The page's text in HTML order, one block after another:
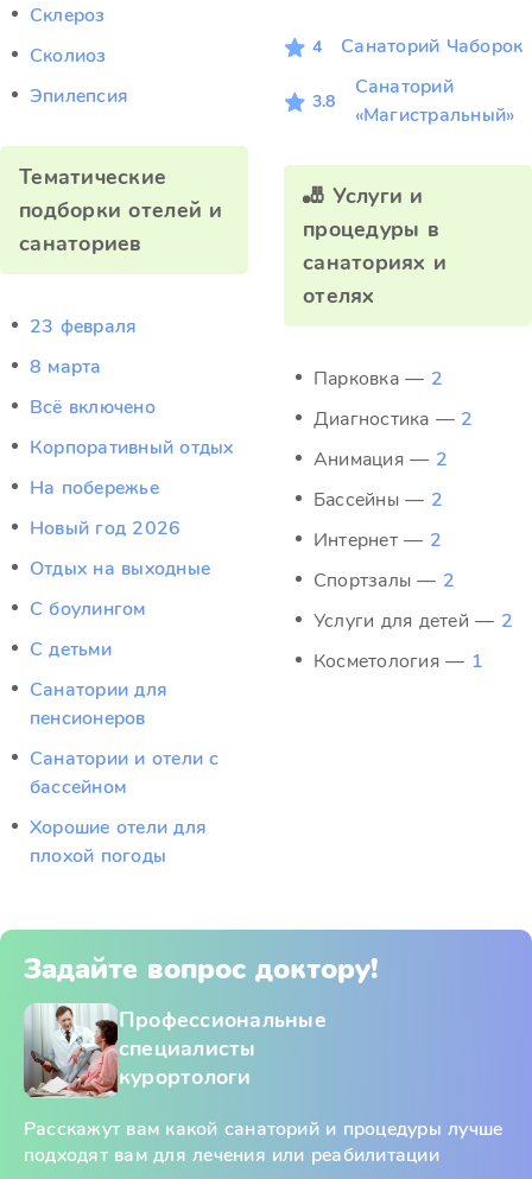
Склероз
Сколиоз
Эпилепсия
Тематические
подборки отелей и
санаториев
23 февраля
8 марта
Всё включено
Корпоративный отдых
На побережье
Новый год 2026
Отдых на выходные
С боулингом
С детьми
Санатории для
пенсионеров
Санатории и отели с
бассейном
Хорошие отели для
плохой погоды
4 Санаторий Чаборок
3.8
Санаторий
«Магистральный»
🎳 Услуги и
процедуры в
санаториях и
отелях
Парковка — 2
Диагностика — 2
Анимация — 2
Бассейны — 2
Интернет — 2
Спортзалы — 2
Услуги для детей — 2
Косметология — 1
Задайте вопрос доктору!
Профессиональные
специалисты
курортологи
Расскажут вам какой санаторий и процедуры лучше
подходят вам для лечения или реабилитации